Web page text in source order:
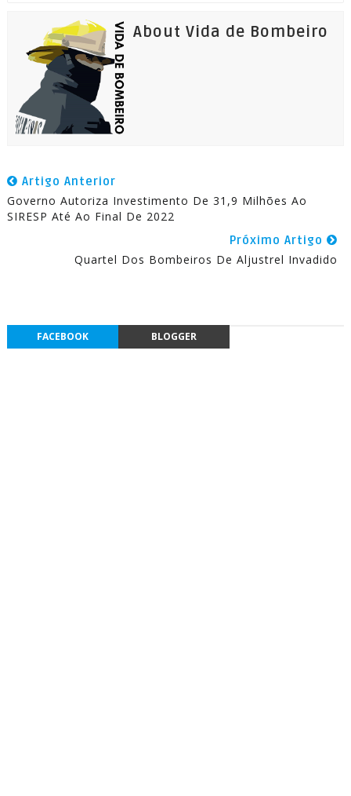
About Vida de Bombeiro
Artigo Anterior
Governo Autoriza Investimento De 31,9 Milhões Ao
SIRESP Até Ao Final De 2022
Próximo Artigo
Quartel Dos Bombeiros De Aljustrel Invadido
FACEBOOK BLOGGER